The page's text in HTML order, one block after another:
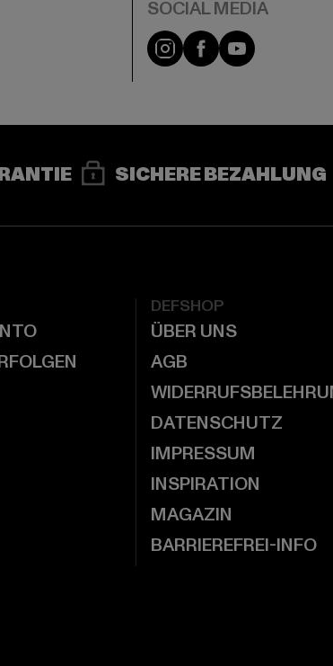
Instagram
FacebookYouTube
SICHERE BEZAHLUNG
DEFSHOP
ÜBER UNS
AGB
DATENSCHUTZ
IMPRESSUM
INSPIRATION
MAGAZIN
BARRIEREFREI-INFO